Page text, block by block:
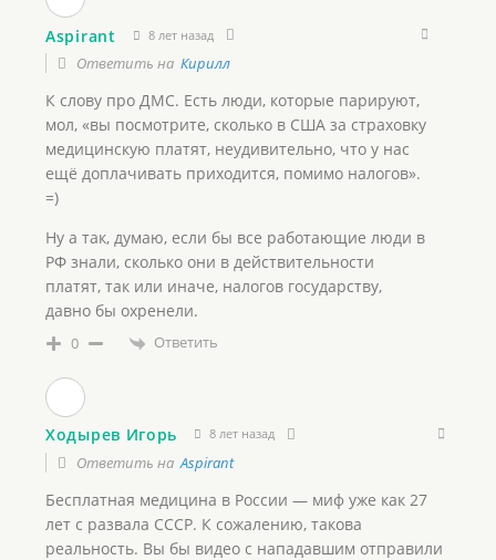
Aspirant 8 лет назад
Ответить на Кирилл
К слову про ДМС. Есть люди, которые парируют,
мол, «вы посмотрите, сколько в США за страховку
медицинскую платят, неудивительно, что у нас
ещё доплачивать приходится, помимо налогов».
=)
Ну а так, думаю, если бы все работающие люди в
РФ знали, сколько они в действительности
платят, так или иначе, налогов государству,
давно бы охренели.
0 Ответить
Ходырев Игорь 8 лет назад
Ответить на Aspirant
Бесплатная медицина в России — миф уже как 27
лет с развала СССР. К сожалению, такова
реальность. Вы бы видео с нападавшим отправили